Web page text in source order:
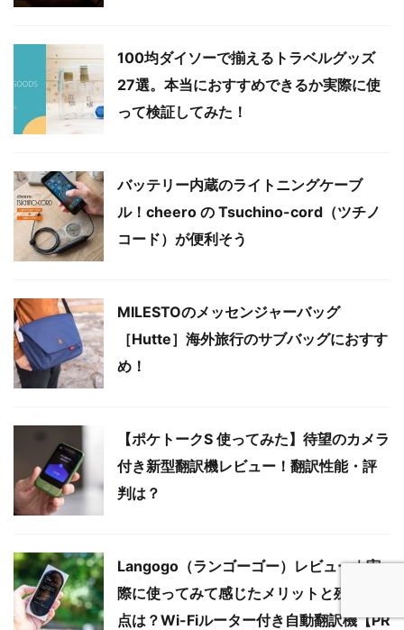
100均ダイソーで揃えるトラベルグッズ
27選。本当におすすめできるか実際に使
って検証してみた！
バッテリー内蔵のライトニングケーブ
ル！cheero の Tsuchino-cord（ツチノ
コード）が便利そう
MILESTOのメッセンジャーバッグ
［Hutte］海外旅行のサブバッグにおすす
め！
【ポケトークS 使ってみた】待望のカメラ
付き新型翻訳機レビュー！翻訳性能・評
判は？
Langogo（ランゴーゴー）レビュー｜実
際に使ってみて感じたメリットと残念な
点は？Wi-Fiルーター付き自動翻訳機【PR